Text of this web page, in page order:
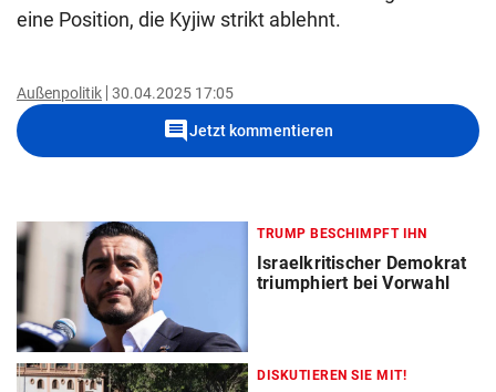
eine Position, die Kyjiw strikt ablehnt.
Außenpolitik 30.04.2025 17:05
commentJetzt kommentieren
TRUMP BESCHIMPFT IHN
Israelkritischer Demokrat
triumphiert bei Vorwahl
DISKUTIEREN SIE MIT!